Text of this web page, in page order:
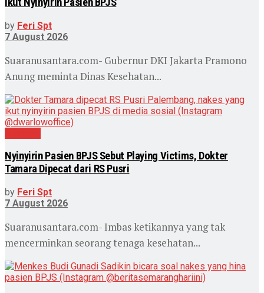
by Feri Spt
7 August 2026
Suaranusantara.com- Gubernur DKI Jakarta Pramono
Anung meminta Dinas Kesehatan...
Nyinyirin Pasien BPJS Sebut Playing Victims, Dokter
Tamara Dipecat dari RS Pusri
by Feri Spt
7 August 2026
Suaranusantara.com- Imbas ketikannya yang tak
mencerminkan seorang tenaga kesehatan...